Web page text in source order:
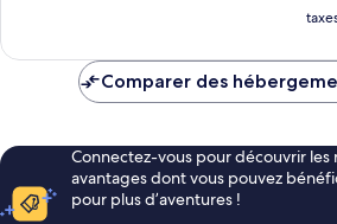
Comparer des
Connectez-vous pour découvrir les
avantages dont vous pouvez
pour plus d’aventures !